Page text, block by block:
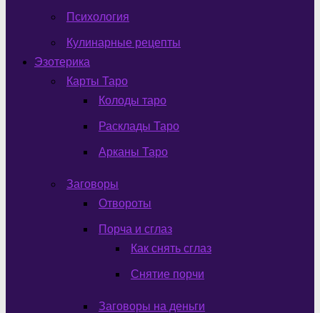
Психология
Кулинарные рецепты
Эзотерика
Карты Таро
Колоды таро
Расклады Таро
Арканы Таро
Заговоры
Отвороты
Порча и сглаз
Как снять сглаз
Снятие порчи
Заговоры на деньги